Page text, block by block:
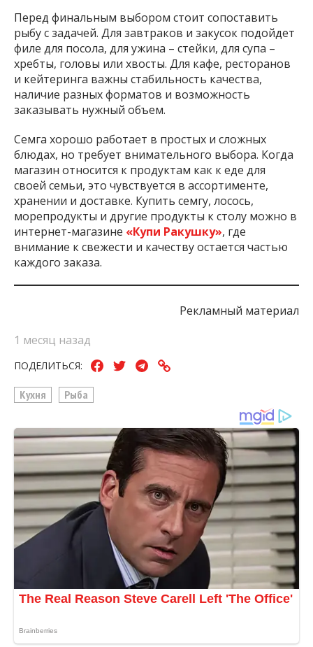
Перед финальным выбором стоит сопоставить
рыбу с задачей. Для завтраков и закусок подойдет
филе для посола, для ужина – стейки, для супа –
хребты, головы или хвосты. Для кафе, ресторанов
и кейтеринга важны стабильность качества,
наличие разных форматов и возможность
заказывать нужный объем.
Семга хорошо работает в простых и сложных
блюдах, но требует внимательного выбора. Когда
магазин относится к продуктам как к еде для
своей семьи, это чувствуется в ассортименте,
хранении и доставке. Купить семгу, лосось,
морепродукты и другие продукты к столу можно в
интернет-магазине «Купи Ракушку», где
внимание к свежести и качеству остается частью
каждого заказа.
Рекламный материал
1 месяц назад
ПОДЕЛИТЬСЯ:
Кухня Рыба